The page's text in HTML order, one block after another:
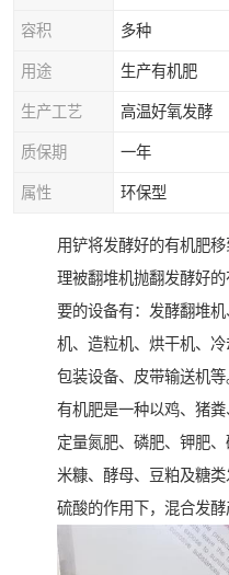
容积 多种
用途 生产有机肥
生产工艺 高温好氧发酵
质保期 一年
属性 环保型
用铲将发酵好的有机肥
理被翻堆机抛翻发酵好的
要的设备有：发酵翻堆
机、造粒机、烘干机、冷
包装设备、皮带输送机等
有机肥是一种以鸡、猪
定量氮肥、磷肥、钾肥
米糠、酵母、豆粕及糖
硫酸的作用下，混合发酵